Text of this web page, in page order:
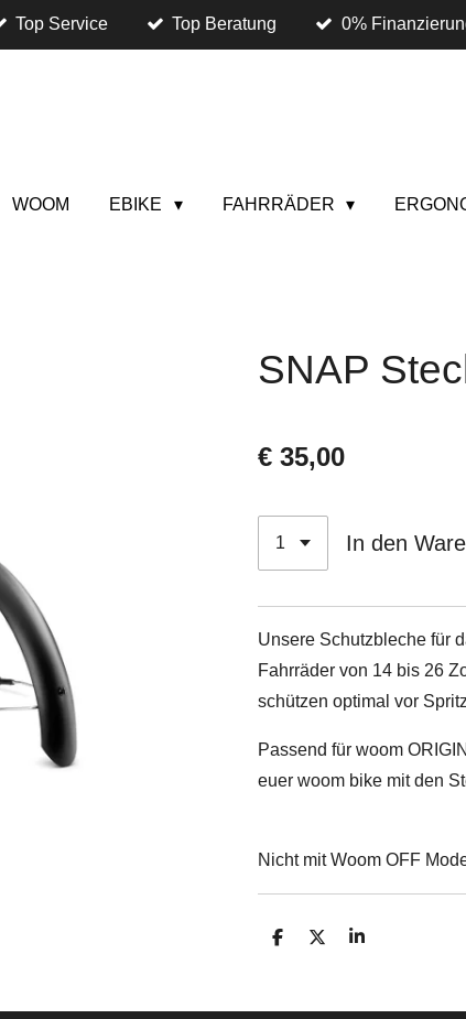
Top Service Top Beratung 0%
WOOM EBIKE FAHRRÄDER
SNAP
€ 35,00
In den
Unsere Schutzbleche für
Fahrräder von 14 bis 26
schützen optimal vor
Passend für woom
euer woom bike mit den
Nicht mit Woom OFF
T
e
T
e
T
e